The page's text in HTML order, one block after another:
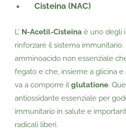
Cisteina (NAC)
L’ N-Acetil-Cisteina è uno degli
rinforzare il sistema immunitario.
amminoacido non essenziale
fegato e che, insieme a glicina
va a comporre il glutatione.
antiossidante essenziale per
immunitario in salute e
radicali liberi.